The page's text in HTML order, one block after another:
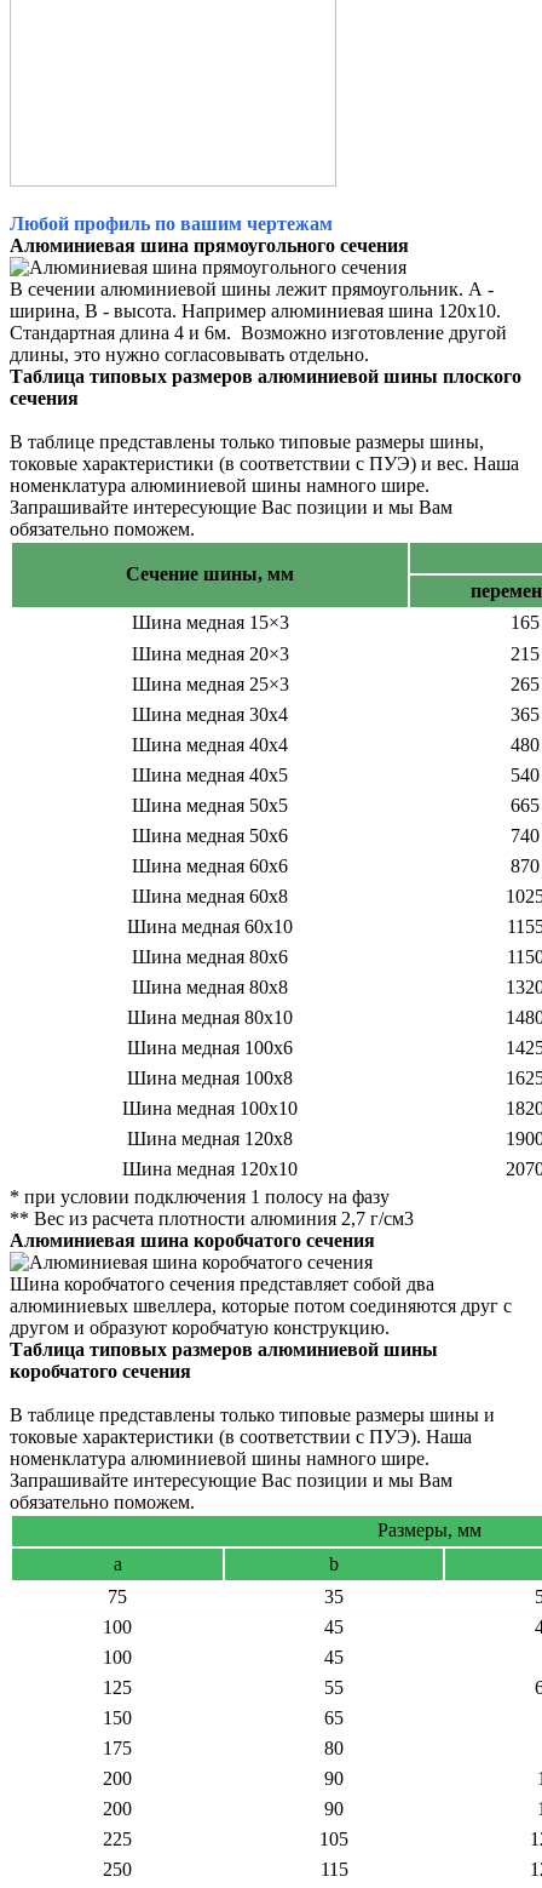
Любой профиль по вашим чертежам
Алюминиевая шина прямоугольного сечения
В сечении алюминиевой шины лежит прямоугольник. А -
ширина, В - высота. Например алюминиевая шина 120х10.
Стандартная длина 4 и 6м. Возможно изготовление другой
длины, это нужно согласовывать отдельно.
Таблица типовых размеров алюминиевой шины плоского
сечения
В таблице представлены только типовые размеры шины,
токовые характеристики (в соответствии с ПУЭ) и вес. Наша
номенклатура алюминиевой шины намного шире.
Запрашивайте интересующие Вас позиции и мы Вам
обязательно поможем.
Сечение шины, мм
Шина медная 15×3
165
Шина медная 20×3
215
Шина медная 25×3
265
Шина медная 30х4
365
Шина медная 40х4
480
Шина медная 40х5
540
Шина медная 50х5
665
Шина медная 50х6
740
Шина медная 60х6
870
Шина медная 60х8
Шина медная 60х10
Шина медная 80х6
Шина медная 80х8
Шина медная 80х10
Шина медная 100х6
Шина медная 100х8
Шина медная 100х10
Шина медная 120х8
Шина медная 120х10
* при условии подключения 1 полосу на фазу
** Вес из расчета плотности алюминия 2,7 г/см3
Алюминиевая шина коробчатого сечения
Шина коробчатого сечения представляет собой два
алюминиевых швеллера, которые потом соединяются друг с
другом и образуют коробчатую конструкцию.
Таблица типовых размеров алюминиевой шины
коробчатого сечения
В таблице представлены только типовые размеры шины и
токовые характеристики (в соответствии с ПУЭ). Наша
номенклатура алюминиевой шины намного шире.
Запрашивайте интересующие Вас позиции и мы Вам
обязательно поможем.
Размеры, мм
a
b
75
35
100
45
100
45
125
55
150
65
175
80
200
90
200
90
225
105
250
115